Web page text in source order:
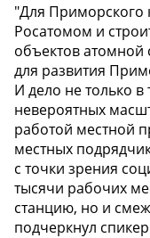
"Для Приморского
Росатомом и
объектов атомной
для развития
И дело не только в
невероятных
работой местной
местных
с точки зрения
тысячи рабочих
станцию, но и
подчеркнул